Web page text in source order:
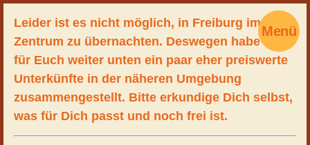
Menü
Leider ist es nicht möglich, in Freiburg im TAO-
Zentrum zu übernachten. Deswegen habe ich
für Euch weiter unten ein paar eher preiswerte
Unterkünfte in der näheren Umgebung
zusammengestellt. Bitte erkundige Dich selbst,
was für Dich passt und noch frei ist.